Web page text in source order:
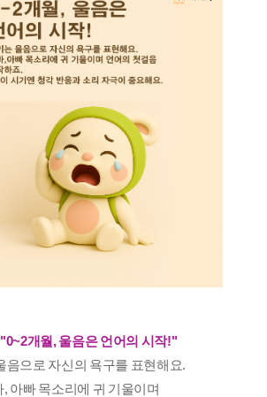
"0~2개월, 울음은 언어의 시작!"
음으로 자신의 욕구를 표현해요.
, 아빠 목소리에 귀 기울이며